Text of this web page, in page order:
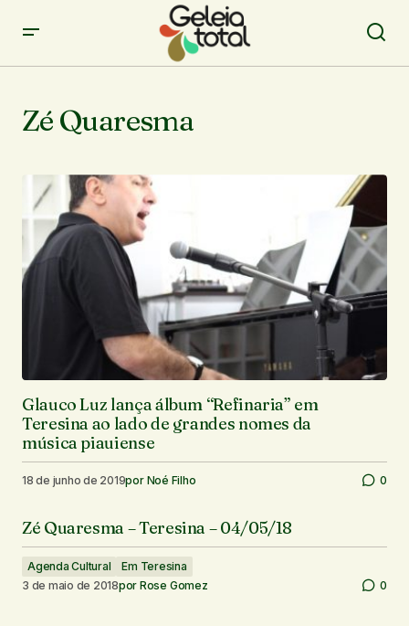
Zé Quaresma
Glauco Luz lança álbum “Refinaria” em
Teresina ao lado de grandes nomes da
música piauiense
18 de junho de 2019por Noé Filho 0
Zé Quaresma – Teresina – 04/05/18
Agenda Cultural
Em Teresina
3 de maio de 2018por Rose Gomez 0